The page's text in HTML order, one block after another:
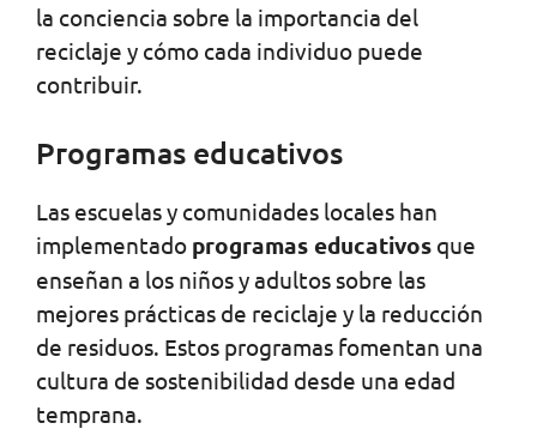
la conciencia sobre la importancia del
reciclaje y cómo cada individuo puede
contribuir.
Programas educativos
Las escuelas y comunidades locales han
implementado programas educativos que
enseñan a los niños y adultos sobre las
mejores prácticas de reciclaje y la reducción
de residuos. Estos programas fomentan una
cultura de sostenibilidad desde una edad
temprana.